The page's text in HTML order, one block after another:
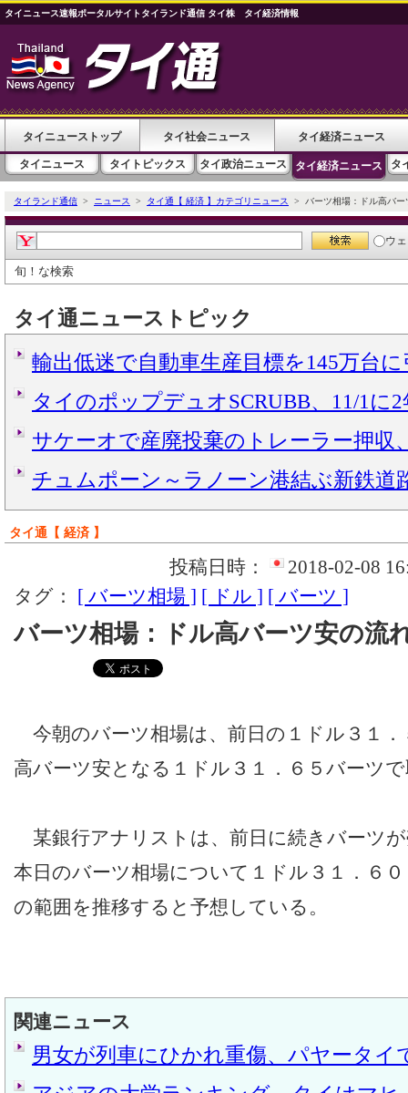
タイニュース速報ポータルサイトタイランド通信 タイ株 タイ経済情報
タイニューストップ タイ社会ニュース タイ経済ニュース
タイニュース タイトピックス タイ政治ニュース タイ経済ニュース タ
タイランド通信 > ニュース > タイ通【 経済 】カテゴリニュース > バーツ相場：ドル高バー
ウ
旬！な検索
タイ通ニューストピック
輸出低迷で自動車生産目標を145万台
タイのポップデュオSCRUBB、11/1に
サケーオで産廃投棄のトレーラー押収
チュムポーン～ラノーン港結ぶ新鉄道
タイ通【 経済 】
投稿日時：
2018-02-08
タグ： [ バーツ相場 ] [ ドル ] [ バーツ ]
バーツ相場：ドル高バーツ安の流
今朝のバーツ相場は、前日の１ドル３１
高バーツ安となる１ドル３１．６５バーツ
某銀行アナリストは、前日に続きバーツ
本日のバーツ相場について１ドル３１．６
の範囲を推移すると予想している。
関連ニュース
男女が列車にひかれ重傷、パヤータイ